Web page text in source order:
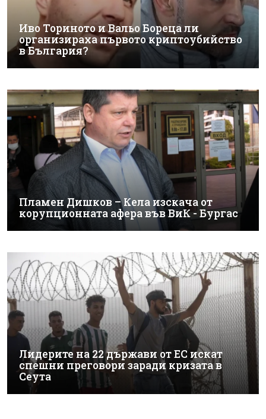
Иво Ториното и Вальо Бореца ли
организираха първото криптоубийство
в България?
Пламен Дишков – Кела изскача от
корупционната афера във ВиК - Бургас
Лидерите на 22 държави от ЕС искат
спешни преговори заради кризата в
Сеута